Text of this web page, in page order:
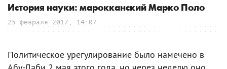
История науки: марокканский Марко Поло
25 февраля 2017, 14:07
Политическое урегулирование было намечено в